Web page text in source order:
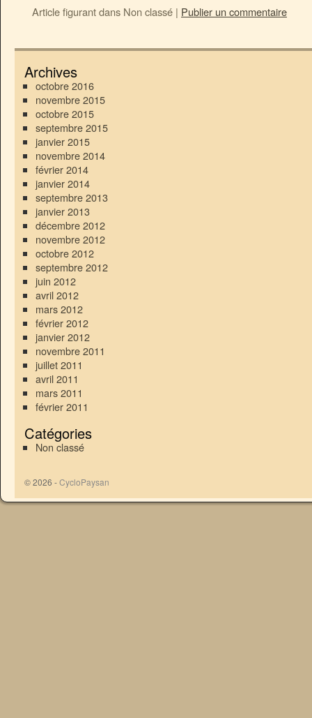
Article figurant dans Non classé | Publier un commentaire
Archives
octobre 2016
novembre 2015
octobre 2015
septembre 2015
janvier 2015
novembre 2014
février 2014
janvier 2014
septembre 2013
janvier 2013
décembre 2012
novembre 2012
octobre 2012
septembre 2012
juin 2012
avril 2012
mars 2012
février 2012
janvier 2012
novembre 2011
juillet 2011
avril 2011
mars 2011
février 2011
Catégories
Non classé
© 2026 -CycloPaysan